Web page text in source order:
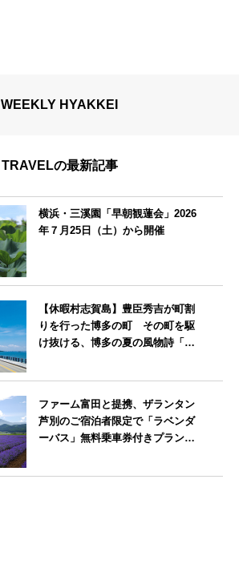
WEEKLY HYAKKEI
TRAVELの最新記事
横浜・三溪園「早朝観蓮会」2026
年７月25日（土）から開催
【休暇村志賀島】豊臣秀吉が町割
りを行った博多の町 その町を駆
け抜ける、博多の夏の風物詩「博
ファーム富田と提携、ザランタン
芦別のご宿泊者限定で「ラベンダ
ーバス」無料乗車券付きプランを